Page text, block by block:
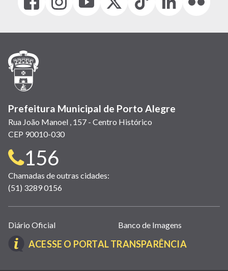
(link
em
janela)
(link
em
(link
em
(Antigo
(link
(link
em
(link
em
(link
em
Prefeitura Municipal de Porto Alegre
Rua João Manoel , 157 - Centro Histórico
CEP 90010-030
Telefone
para
contato:
156
Chamadas de outras cidades:
(51) 3289 0156
Links
úteis
(abrem
Diário Oficial Banco de Imagens
ACESSE O PORTAL TRANSPARÊNCIA(LINK